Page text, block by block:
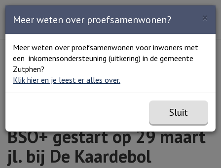
Open en sluit het
Menu
Lees voor
Uitleg woorden
Simpele tekst
Home BSO+ gestart op 29 maart jl. bij De Kaardebol
BSO+ gestart op 29 maart
jl. bij De Kaardebol
×
Meer weten over proefsamenwonen?
Meer weten over proefsamenwonen voor inwoners met
een inkomensondersteuning (uitkering) in de gemeente
Zutphen?
Klik hier en je leest er alles over.
Sluit